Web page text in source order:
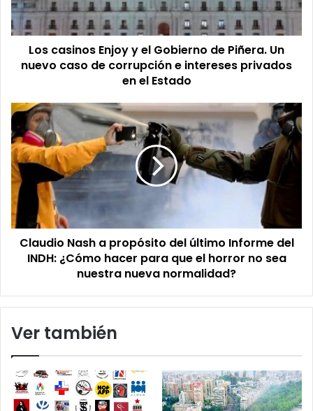
de
Piñera.
Un
nuevo
caso
e
intereses
privados
en
el
Estado
Los casinos Enjoy y el Gobierno de Piñera. Un
nuevo caso de corrupción e intereses privados
en el Estado
Claudio
Nash
a
propósito
del
último
Informe
del
INDH:
¿Cómo
hacer
el
no
nuestra
nueva
normalidad?
Claudio Nash a propósito del último Informe del
INDH: ¿Cómo hacer para que el horror no sea
nuestra nueva normalidad?
Ver también